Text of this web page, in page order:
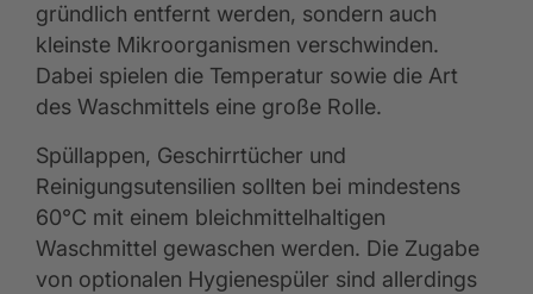
gründlich entfernt werden, sondern auch
kleinste Mikroorganismen verschwinden.
Dabei spielen die Temperatur sowie die Art
des Waschmittels eine große Rolle.
Spüllappen, Geschirrtücher und
Reinigungsutensilien sollten bei mindestens
60°C mit einem bleichmittelhaltigen
Waschmittel gewaschen werden. Die Zugabe
von optionalen Hygienespüler sind allerdings